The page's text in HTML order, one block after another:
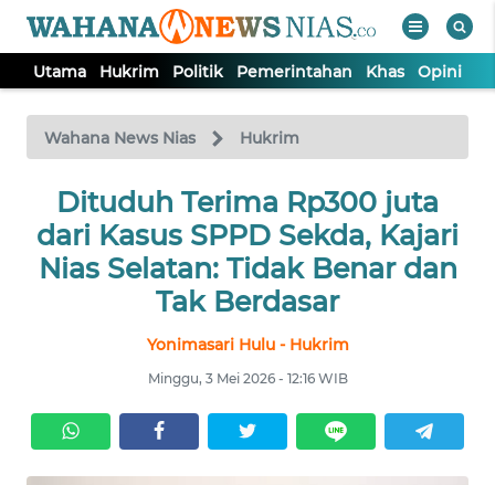
Utama Hukrim Politik Pemerintahan Khas Opini
Wahana News Nias Hukrim
Dituduh Terima Rp300 juta
dari Kasus SPPD Sekda, Kajari
Nias Selatan: Tidak Benar dan
Tak Berdasar
Yonimasari Hulu - Hukrim
Minggu, 3 Mei 2026 - 12:16 WIB
TV
Tutup
UTAMA
HUKRIM
PEMERINTAHAN
KHAS